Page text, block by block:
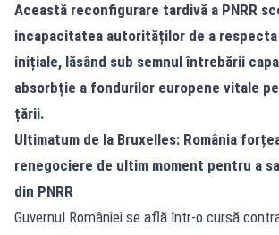
Această reconfigurare tardivă a PNRR
incapacitatea autorităților de a
inițiale, lăsând sub semnul întrebării
absorbție a fondurilor europene vitale
țării.
Ultimatum de la Bruxelles: România
renegociere de ultim moment pentru a
din PNRR
Guvernul României se află într-o cursă